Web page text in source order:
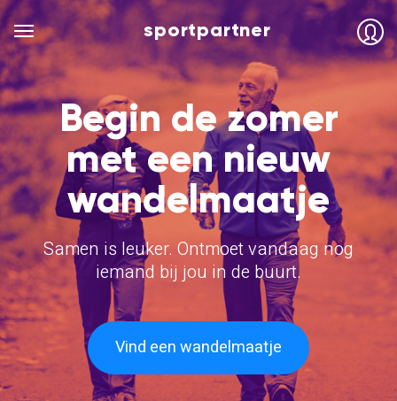
sportpartner
Begin de zomer
met een nieuw
wandelmaatje
Samen is leuker. Ontmoet vandaag nog
iemand bij jou in de buurt.
Vind een wandelmaatje